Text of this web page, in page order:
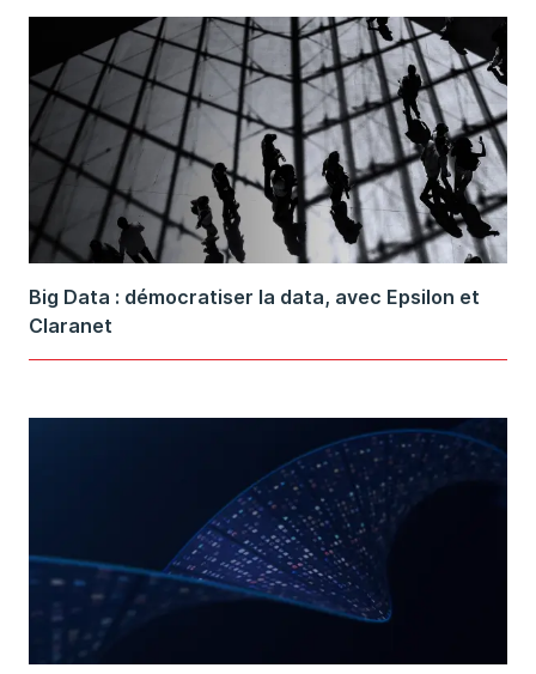
Big Data : démocratiser la data, avec Epsilon et
Claranet